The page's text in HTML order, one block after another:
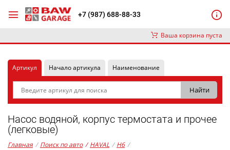
+7 (987) 688-88-33
Ваша корзина пуста
Артикул Начало артикула Наименование
Насос водяной, корпус термостата и прочее
(легковые)
Главная / Поиск по авто / HAVAL / H6 /